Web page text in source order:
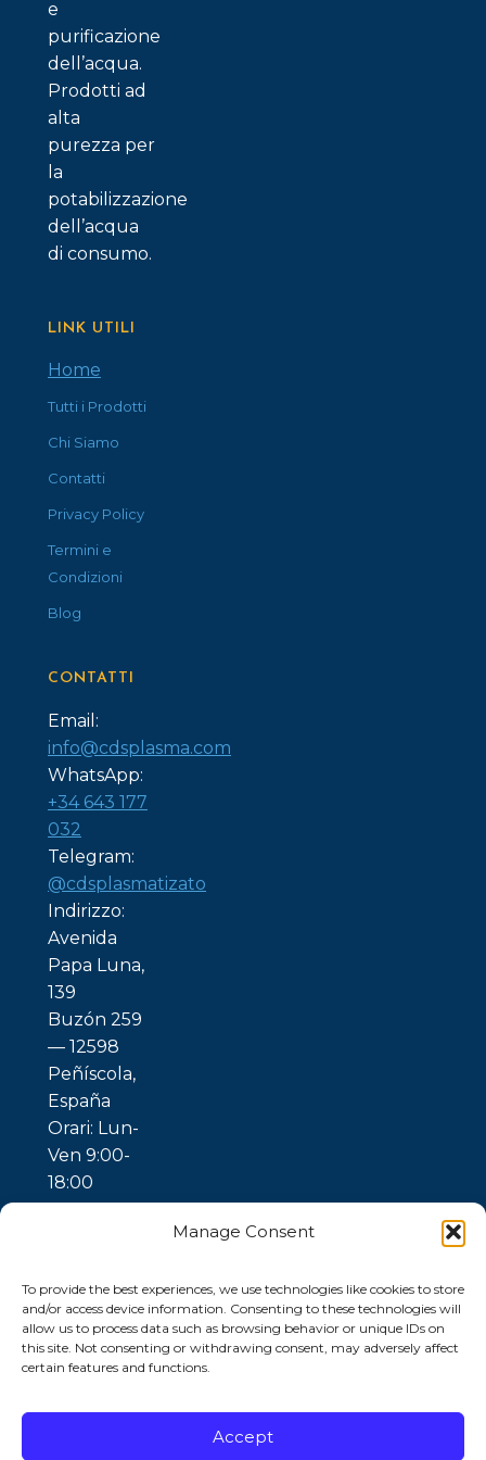
Manage Consent
To provide the best experiences, we use technologies like cookies to store
and/or access device information. Consenting to these technologies will
allow us to process data such as browsing behavior or unique IDs on
this site. Not consenting or withdrawing consent, may adversely affect
certain features and functions.
Accept
e
purificazione
dell’acqua.
Prodotti ad
alta
purezza per
la
potabilizzazione
dell’acqua
di consumo.
LINK UTILI
Home
Tutti i Prodotti
Chi Siamo
Contatti
Privacy Policy
Termini e
Condizioni
Blog
CONTATTI
Email:
info@cdsplasma.com
WhatsApp:
+34 643 177
032
Telegram:
@cdsplasmatizato
Indirizzo:
Avenida
Papa Luna,
139
Buzón 259
— 12598
Peñíscola,
España
Orari: Lun-
Ven 9:00-
18:00
© 2026 Ubuntu
Trattamento